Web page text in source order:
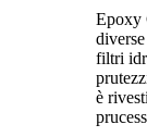
Epoxy
filtri
è